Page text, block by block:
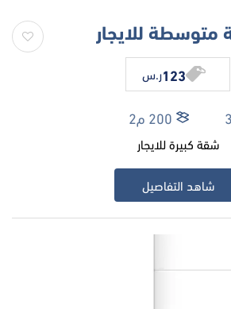
للايجار
123ر.س
3 200 م2
شقة كبيرة للايجار
شاهد التفاصيل